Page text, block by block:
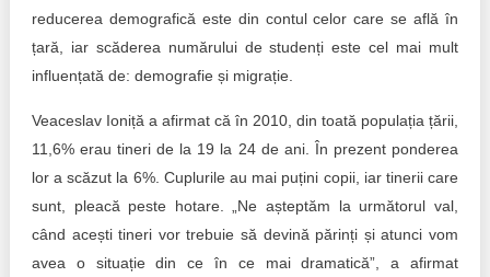
reducerea demografică este din contul celor care se află în
țară, iar scăderea numărului de studenți este cel mai mult
influențată de: demografie și migrație.
Veaceslav Ioniță a afirmat că în 2010, din toată populația țării,
11,6% erau tineri de la 19 la 24 de ani. În prezent ponderea
lor a scăzut la 6%. Cuplurile au mai puțini copii, iar tinerii care
sunt, pleacă peste hotare. „Ne așteptăm la următorul val,
când acești tineri vor trebuie să devină părinți și atunci vom
avea o situație din ce în ce mai dramatică”, a afirmat